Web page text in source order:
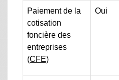
Paiement de la
cotisation
foncière des
entreprises
(CFE)
Oui